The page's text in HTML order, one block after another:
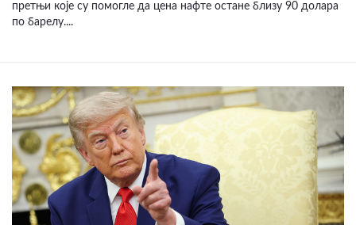
претњи које су помогле да цена нафте остане близу 90 долара
по барелу....